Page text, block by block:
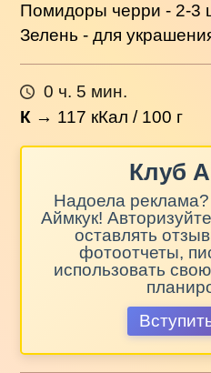
Помидоры черри - 2-3
Зелень - для
0 ч. 5 мин.
К → 117 кКал / 100 г
Клуб
Надоела реклама?
Аймкук!
оставлять
фотоотчеты,
использовать